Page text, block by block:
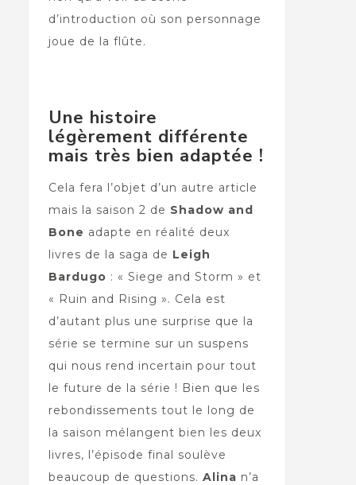
d’introduction où son personnage
joue de la flûte.
Une histoire
légèrement différente
mais très bien adaptée !
Cela fera l’objet d’un autre article
mais la saison 2 de Shadow and
Bone adapte en réalité deux
livres de la saga de Leigh
Bardugo : « Siege and Storm » et
« Ruin and Rising ». Cela est
d’autant plus une surprise que la
série se termine sur un suspens
qui nous rend incertain pour tout
le future de la série ! Bien que les
rebondissements tout le long de
la saison mélangent bien les deux
livres, l’épisode final soulève
beaucoup de questions. Alina n’a